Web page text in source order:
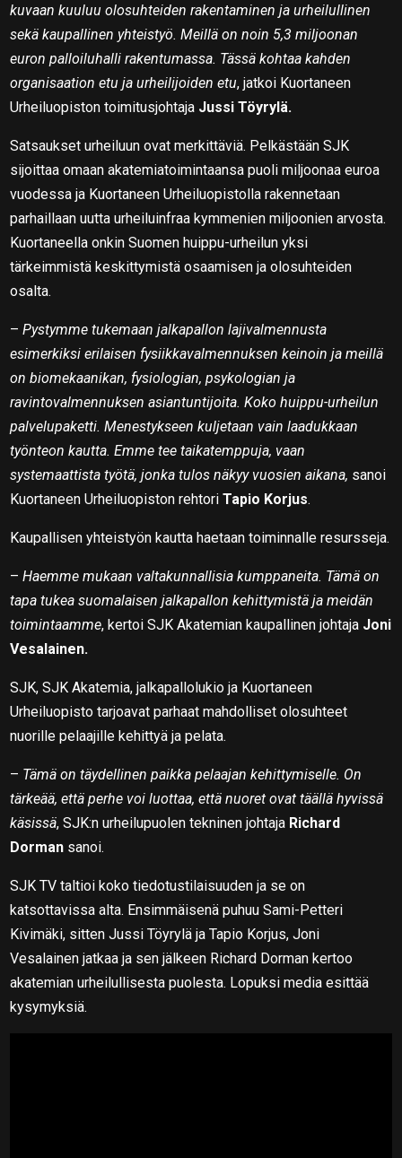
kuvaan kuuluu olosuhteiden rakentaminen ja urheilullinen
sekä kaupallinen yhteistyö. Meillä on noin 5,3 miljoonan
euron palloiluhalli rakentumassa. Tässä kohtaa kahden
organisaation etu ja urheilijoiden etu, jatkoi Kuortaneen
Urheiluopiston toimitusjohtaja Jussi Töyrylä.
Satsaukset urheiluun ovat merkittäviä. Pelkästään SJK
sijoittaa omaan akatemiatoimintaansa puoli miljoonaa euroa
vuodessa ja Kuortaneen Urheiluopistolla rakennetaan
parhaillaan uutta urheiluinfraa kymmenien miljoonien arvosta.
Kuortaneella onkin Suomen huippu-urheilun yksi
tärkeimmistä keskittymistä osaamisen ja olosuhteiden
osalta.
–Pystymme tukemaan jalkapallon lajivalmennusta
esimerkiksi erilaisen fysiikkavalmennuksen keinoin ja meillä
on biomekaanikan, fysiologian, psykologian ja
ravintovalmennuksen asiantuntijoita. Koko huippu-urheilun
palvelupaketti. Menestykseen kuljetaan vain laadukkaan
työnteon kautta. Emme tee taikatemppuja, vaan
systemaattista työtä, jonka tulos näkyy vuosien aikana, sanoi
Kuortaneen Urheiluopiston rehtoriTapio Korjus.
Kaupallisen yhteistyön kautta haetaan toiminnalle resursseja.
–Haemme mukaan valtakunnallisia kumppaneita. Tämä on
tapa tukea suomalaisen jalkapallon kehittymistä ja meidän
toimintaamme, kertoi SJK Akatemian kaupallinen johtaja Joni
Vesalainen.
SJK, SJK Akatemia, jalkapallolukio ja Kuortaneen
Urheiluopisto tarjoavat parhaat mahdolliset olosuhteet
nuorille pelaajille kehittyä ja pelata.
– Tämä on täydellinen paikka pelaajan kehittymiselle. On
tärkeää, että perhe voi luottaa, että nuoret ovat täällä hyvissä
käsissä, SJK:n urheilupuolen tekninen johtaja Richard
Dorman sanoi.
SJK TV taltioi koko tiedotustilaisuuden ja se on
katsottavissa alta. Ensimmäisenä puhuu Sami-Petteri
Kivimäki, sitten Jussi Töyrylä ja Tapio Korjus, Joni
Vesalainen jatkaa ja sen jälkeen Richard Dorman kertoo
akatemian urheilullisesta puolesta. Lopuksi media esittää
kysymyksiä.